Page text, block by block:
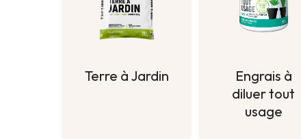
Terre à Jardin
Engrais à
diluer tout
usage